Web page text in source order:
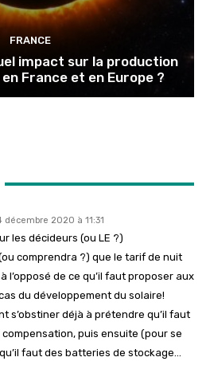
FRANCE
impact sur la production
France et en Europe ?
décembre 2020 à 11:31
les décideurs (ou LE ?)
comprendra ?) que le tarif de nuit
l’opposé de ce qu’il faut proposer aux
du développement du solaire!
s’obstiner déjà à prétendre qu’il faut
puis ensuite (pour se
faut des batteries de stockage…